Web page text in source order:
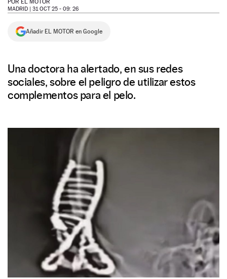
NEWSLETTER
POR EL MOTOR
MADRID | 31 OCT 25 - 09: 26
Añadir EL MOTOR en Google
Una doctora ha alertado, en sus redes
sociales, sobre el peligro de utilizar estos
complementos para el pelo.